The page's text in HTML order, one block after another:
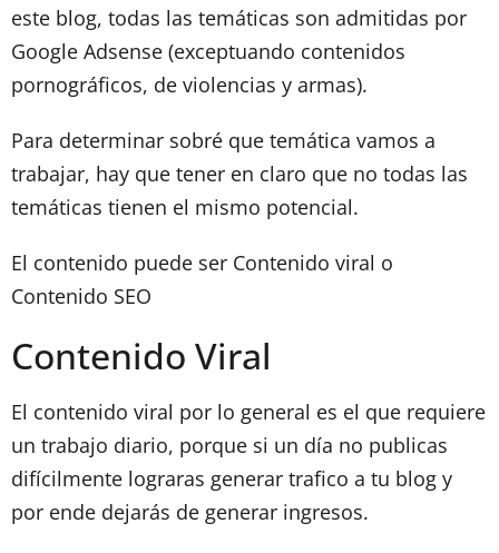
este blog, todas las temáticas son admitidas por
Google Adsense (exceptuando contenidos
pornográficos, de violencias y armas).
Para determinar sobré que temática vamos a
trabajar, hay que tener en claro que no todas las
temáticas tienen el mismo potencial.
El contenido puede ser Contenido viral o
Contenido SEO
Contenido Viral
El contenido viral por lo general es el que requiere
un trabajo diario, porque si un día no publicas
difícilmente lograras generar trafico a tu blog y
por ende dejarás de generar ingresos.